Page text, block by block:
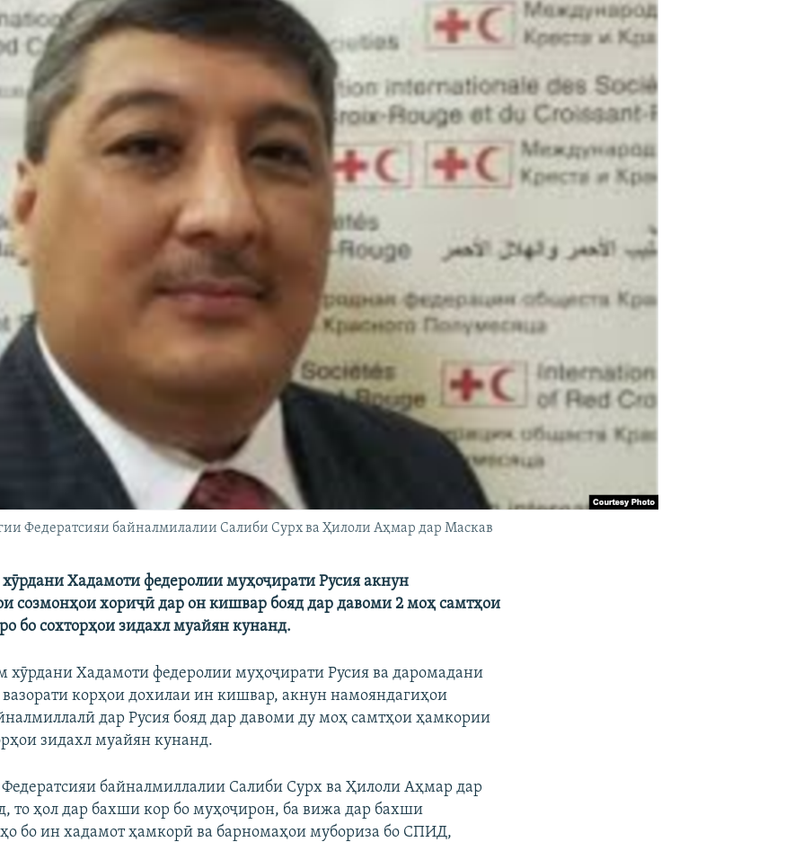
Федератсияи байналмилалии Салиби Сурх ва Ҳилоли Аҳмар дар Маскав
Хадамоти федеролии муҳоҷирати Русия акнун
созмонҳои хориҷӣ дар он кишвар бояд дар давоми 2 моҳ самтҳои
бо сохторҳои зидахл муайян кунанд.
хӯрдани Хадамоти федеролии муҳоҷирати Русия ва даромадани
вазорати корҳои дохилаи ин кишвар, акнун намояндагиҳои
дар Русия бояд дар давоми ду моҳ самтҳои ҳамкории
зидахл муайян кунанд.
байналмиллалии Салиби Сурх ва Ҳилоли Аҳмар дар
то ҳол дар бахши кор бо муҳоҷирон, ба вижа дар бахши
бо ин хадамот ҳамкорӣ ва барномаҳои мубориза бо СПИД,